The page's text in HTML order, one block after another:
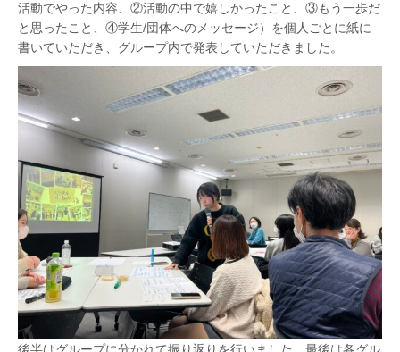
活動でやった内容、②活動の中で嬉しかったこと、③もう一歩だ
と思ったこと、④学生/団体へのメッセージ）を個人ごとに紙に
書いていただき、グループ内で発表していただきました。